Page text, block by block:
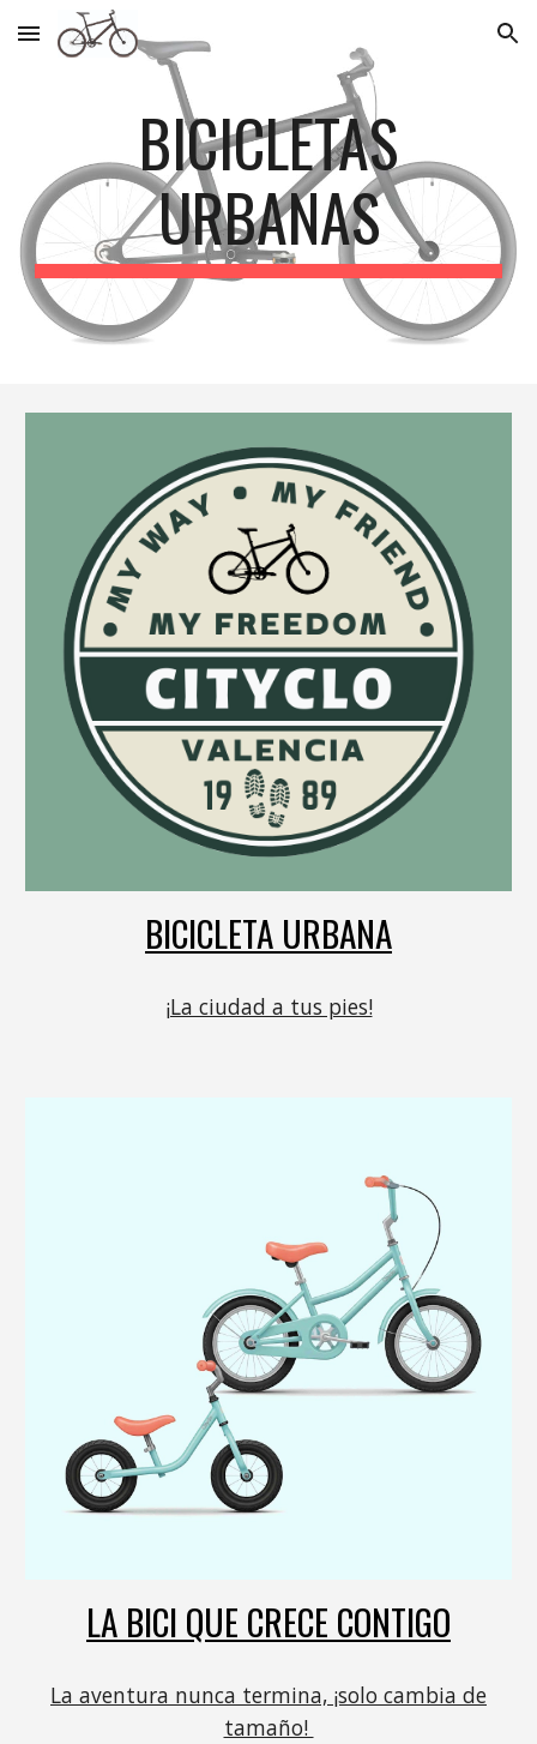
Skip to main content Skip to navigation
BICICLETAS
URBANAS
BICICLETA URBANA
¡La ciudad a tus pies!
LA BICI QUE CRECE CONTIGO
La aventura nunca termina, ¡solo cambia de
tamaño!